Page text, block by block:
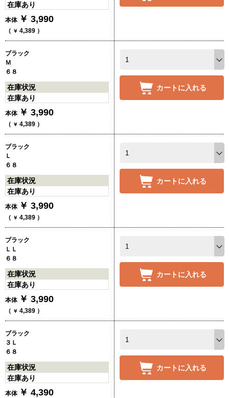
在庫あり
本体 ￥ 3,990
（ ￥ 4,389 ）
ブラック
Ｍ
６８
在庫状況
在庫あり
本体 ￥ 3,990
（ ￥ 4,389 ）
カートに入れる
ブラック
Ｌ
６８
在庫状況
在庫あり
本体 ￥ 3,990
（ ￥ 4,389 ）
カートに入れる
ブラック
ＬＬ
６８
在庫状況
在庫あり
本体 ￥ 3,990
（ ￥ 4,389 ）
カートに入れる
ブラック
３Ｌ
６８
在庫状況
在庫あり
本体 ￥ 4,390
カートに入れる